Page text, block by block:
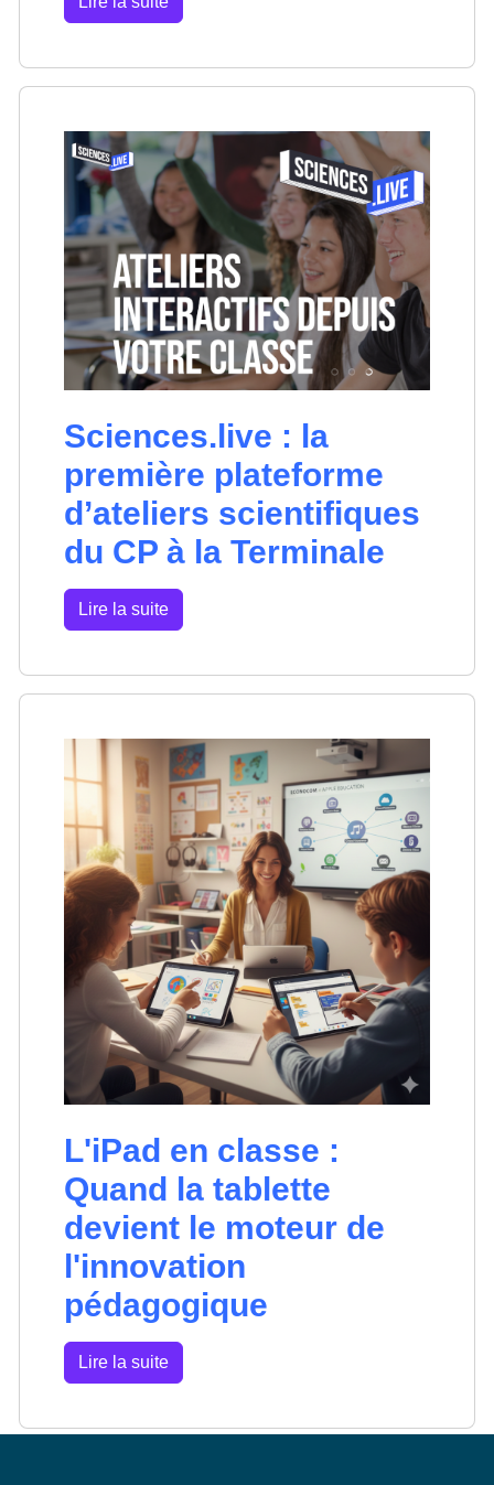
Sciences.live : la
première plateforme
d’ateliers scientifiques
du CP à la Terminale
Lire la suite
L'iPad en classe :
Quand la tablette
devient le moteur de
l'innovation
pédagogique
Lire la suite